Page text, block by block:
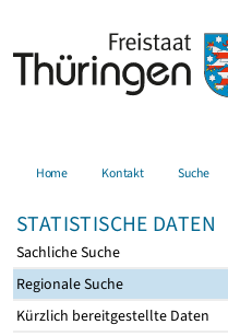
Home Kontakt Suche
STATISTISCHE DATEN
Sachliche Suche
Regionale Suche
Kürzlich bereitgestellte Daten